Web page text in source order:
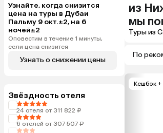
Узнайте, когда снизится
цена на туры в Дубаи
Пальму 9 окт.±2, на 6
ночей±2
Оповестим в течение 1 минуты,
если цена снизится
Узнать о снижении цены
Звёздность отеля
24 отеля от 311 822 ₽
6 отелей от 307 507 ₽
из
мы
Туры из
По
Кешбэк +